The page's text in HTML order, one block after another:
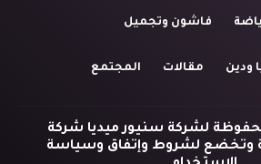
فاشون وتجميل
ودين مقالات المجتمع
لشركة سنيور ميديا شركة
وتخضع لشروط وإتفاق وسياسة